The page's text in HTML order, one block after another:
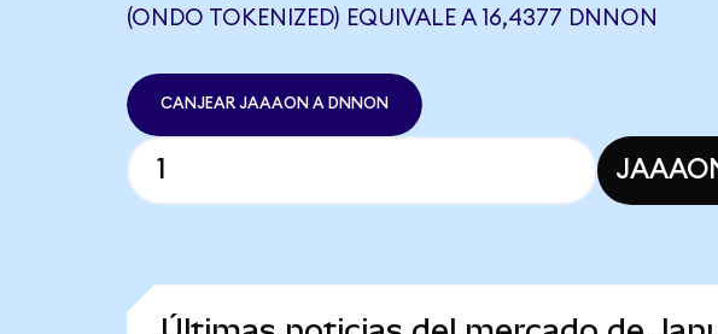
(ONDO TOKENIZED) EQUIVALE A 16,4377 DNNON
CANJEAR JAAAON A DNNON